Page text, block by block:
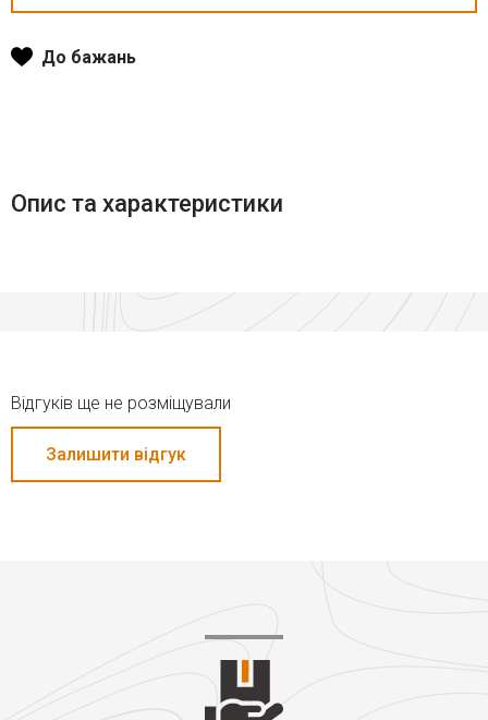
До бажань
Опис та характеристики
Відгуків ще не розміщували
Залишити відгук